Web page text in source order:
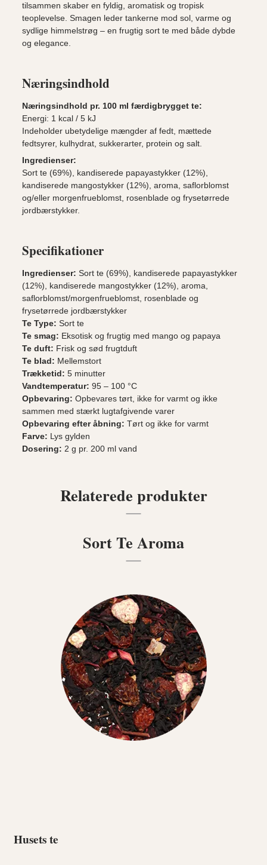
tilsammen skaber en fyldig, aromatisk og tropisk
teoplevelse. Smagen leder tankerne mod sol, varme og
sydlige himmelstrøg – en frugtig sort te med både dybde
og elegance.
Næringsindhold
Næringsindhold pr. 100 ml færdigbrygget te:
Energi: 1 kcal / 5 kJ
Indeholder ubetydelige mængder af fedt, mættede
fedtsyrer, kulhydrat, sukkerarter, protein og salt.
Ingredienser:
Sort te (69%), kandiserede papayastykker (12%),
kandiserede mangostykker (12%), aroma, saflorblomst
og/eller morgenfrueblomst, rosenblade og frysetørrede
jordbærstykker.
Specifikationer
Ingredienser: Sort te (69%), kandiserede papayastykker
(12%), kandiserede mangostykker (12%), aroma,
saflorblomst/morgenfrueblomst, rosenblade og
frysetørrede jordbærstykker
Te Type: Sort te
Te smag: Eksotisk og frugtig med mango og papaya
Te duft: Frisk og sød frugtduft
Te blad: Mellemstort
Trækketid: 5 minutter
Vandtemperatur: 95 – 100 °C
Opbevaring: Opbevares tørt, ikke for varmt og ikke
sammen med stærkt lugtafgivende varer
Opbevaring efter åbning: Tørt og ikke for varmt
Farve: Lys gylden
Dosering: 2 g pr. 200 ml vand
Relaterede produkter
Sort Te Aroma
Husets te